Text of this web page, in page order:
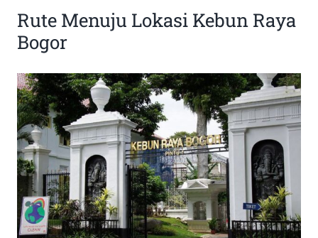
Rute Menuju Lokasi Kebun Raya
Bogor